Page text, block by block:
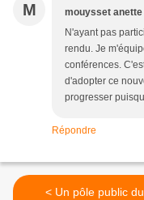
M mouysset anette
N'ayant pas
rendu. Je
conférences.
d'adopter ce
progresser
Répondre
< Un pôle public du